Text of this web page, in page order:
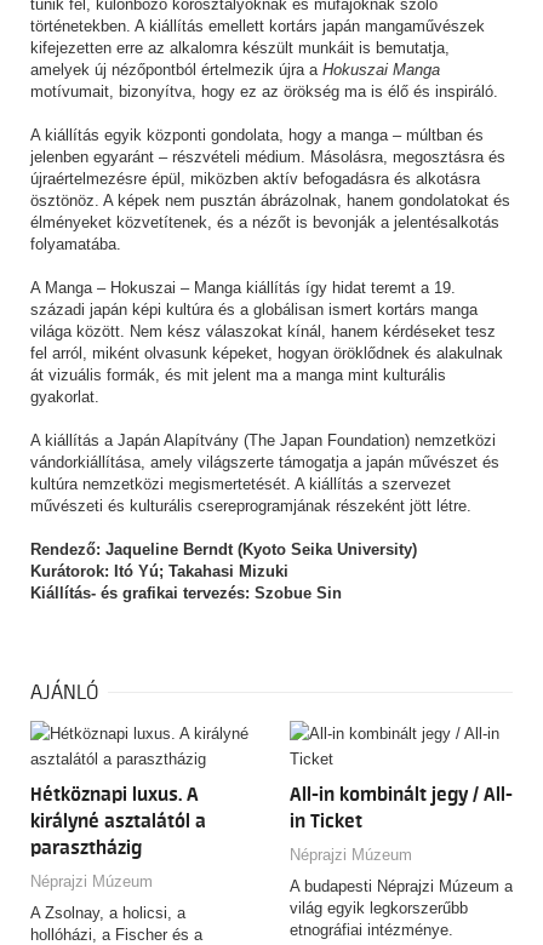
tűnik fel, különböző korosztályoknak és műfajoknak szóló
történetekben. A kiállítás emellett kortárs japán mangaművészek
kifejezetten erre az alkalomra készült munkáit is bemutatja,
amelyek új nézőpontból értelmezik újra a Hokuszai Manga
motívumait, bizonyítva, hogy ez az örökség ma is élő és inspiráló.
A kiállítás egyik központi gondolata, hogy a manga – múltban és
jelenben egyaránt – részvételi médium. Másolásra, megosztásra és
újraértelmezésre épül, miközben aktív befogadásra és alkotásra
ösztönöz. A képek nem pusztán ábrázolnak, hanem gondolatokat és
élményeket közvetítenek, és a nézőt is bevonják a jelentésalkotás
folyamatába.
A Manga – Hokuszai – Manga kiállítás így hidat teremt a 19.
századi japán képi kultúra és a globálisan ismert kortárs manga
világa között. Nem kész válaszokat kínál, hanem kérdéseket tesz
fel arról, miként olvasunk képeket, hogyan öröklődnek és alakulnak
át vizuális formák, és mit jelent ma a manga mint kulturális
gyakorlat.
A kiállítás a Japán Alapítvány (The Japan Foundation) nemzetközi
vándorkiállítása, amely világszerte támogatja a japán művészet és
kultúra nemzetközi megismertetését. A kiállítás a szervezet
művészeti és kulturális csereprogramjának részeként jött létre.
Rendező: Jaqueline Berndt (Kyoto Seika University)
Kurátorok: Itó Yú; Takahasi Mizuki
Kiállítás- és grafikai tervezés: Szobue Sin
AJÁNLÓ
Hétköznapi luxus. A
királyné asztalától a
parasztházig
Néprajzi Múzeum
A Zsolnay, a holicsi, a
hollóházi, a Fischer és a
All-in kombinált jegy / All-
in Ticket
Néprajzi Múzeum
A budapesti Néprajzi Múzeum a
világ egyik legkorszerűbb
etnográfiai intézménye.